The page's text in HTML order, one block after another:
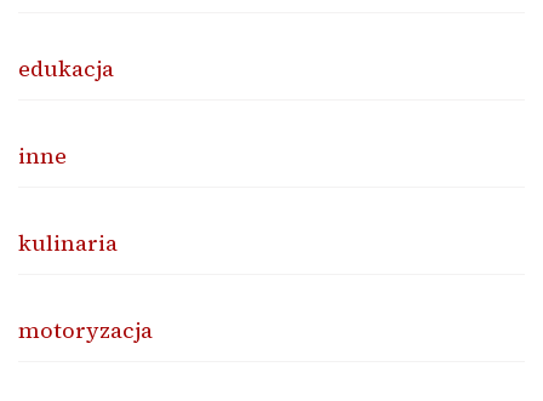
edukacja
inne
kulinaria
motoryzacja